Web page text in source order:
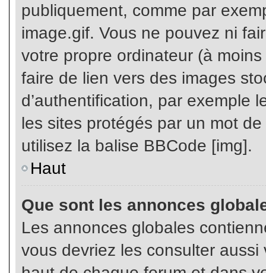
publiquement, comme par
image.gif. Vous ne pouvez ni
votre propre ordinateur (à
faire de lien vers des images
d’authentification, par exemple
les sites protégés par un mot
utilisez la balise BBCode [img].
Haut
Que sont les annonces
Les annonces globales
vous devriez les consulter